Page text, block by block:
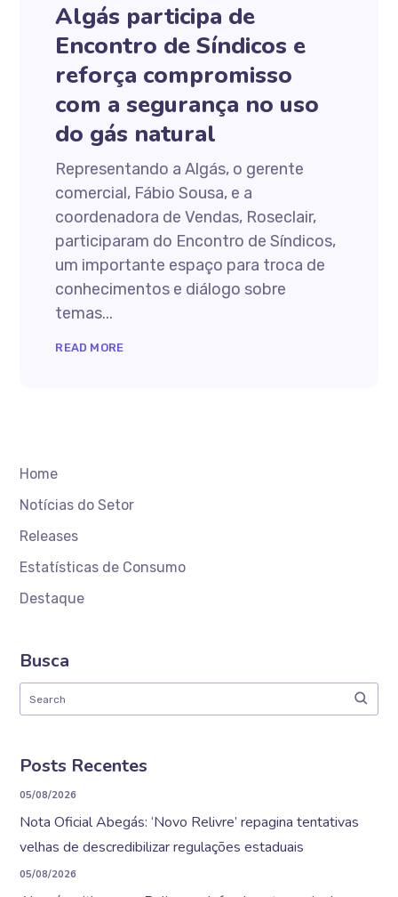
Algás participa de
Encontro de Síndicos e
reforça compromisso
com a segurança no uso
do gás natural
Representando a Algás, o gerente
comercial, Fábio Sousa, e a
coordenadora de Vendas, Roseclair,
participaram do Encontro de Síndicos,
um importante espaço para troca de
conhecimentos e diálogo sobre
temas...
READ MORE
Home
Notícias do Setor
Releases
Estatísticas de Consumo
Destaque
Busca
Posts Recentes
05/08/2026
Nota Oficial Abegás: ‘Novo Relivre’ repagina tentativas
velhas de descredibilizar regulações estaduais
05/08/2026